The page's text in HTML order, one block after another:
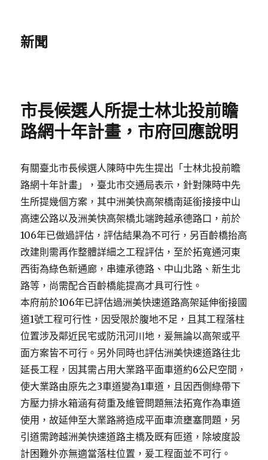
新聞
市長候選人所提士林北投前瞻
路網十年計畫，市府回應說明
有關臺北市長候選人陳時中先生提出「士林北投前瞻
路網十年計畫」，臺北市交通局表示，針對陳時中先
生所提幾個方案，其中洲美快高架橋南延銜接接中山
高速公路以及洲美快高架橋北端跨越承德路口，前於
106年已做過評估，評估結果為不可行，另百齡橋抬高
改建則需再作整體詳細之工程評估，至於拓寬通河東
西街為綠色新通廊，串連承德路、中山北路、新生北
路等，尚需配合百齡橋能提高才具可行性。
本府前於106年已評估過洲美快速道路高架延伸銜接國
道1號工程可行性，因受限於腹地不足，且其工程落柱
位置涉及鄰近民宅或防汛河川地，爰無論以高架或平
面方案皆不可行。另外同時也評估洲美快速道路往北
延長工程，因其需占用大業路平面車道約6公尺空間，
使大業路由原先之3車道變為1車道，且因西側綠帶下
方壓力排水箱涵有荷重及維管問題無法拓寬作為車道
使用，故延伸至大業路將造成平面車流壅塞問題，另
引道需跨越洲美快速道路主橋及既有匝道，除坡度設
計困難外亦無適當落柱位置，爰工程面並不可行。